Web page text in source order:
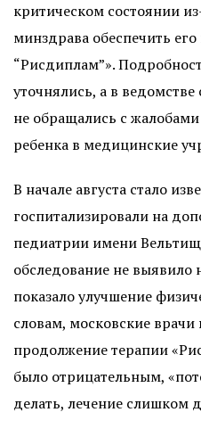
критическом состоянии
минздрава обеспечить
“Рисдиплам”».
уточнялись, а в
не обращались с
ребенка в медицинские
В начале августа стало
госпитализировали на
педиатрии имени
обследование не выявило
показало улучшение
словам, московские врачи
продолжение терапии
было отрицательным,
делать, лечение слишком